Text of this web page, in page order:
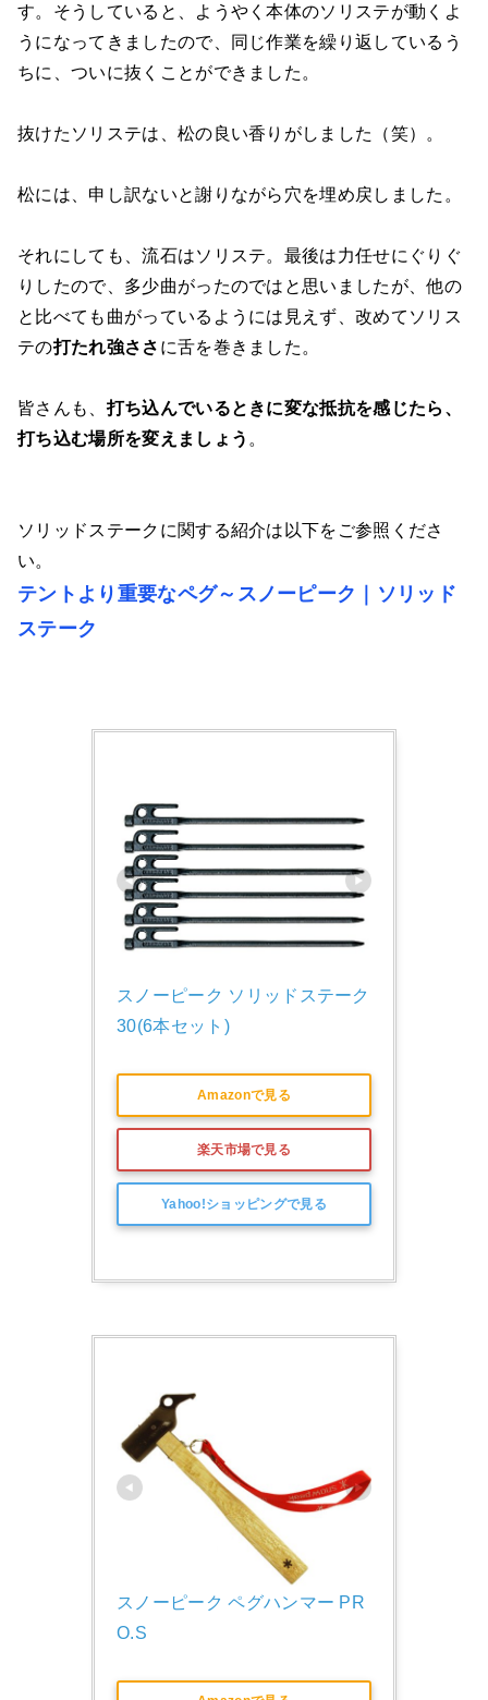
す。そうしていると、ようやく本体のソリステが動くよ
うになってきましたので、同じ作業を繰り返しているう
ちに、ついに抜くことができました。
抜けたソリステは、松の良い香りがしました（笑）。
松には、申し訳ないと謝りながら穴を埋め戻しました。
それにしても、流石はソリステ。最後は力任せにぐりぐ
りしたので、多少曲がったのではと思いましたが、他の
と比べても曲がっているようには見えず、改めてソリス
テの打たれ強ささ に舌を巻きました。
皆さんも、打ち込んでいるときに変な抵抗を感じたら、
打ち込む場所を変えましょう 。
ソリッドステークに関する紹介は以下をご参照くださ
い。
テントより重要なペグ～スノーピーク｜ソリッド
ステーク
スノーピーク ソリッドステーク
30(6本セット)
Amazonで見る
楽天市場で見る
Yahoo!ショッピングで見る
スノーピーク ペグハンマー PR
O.S